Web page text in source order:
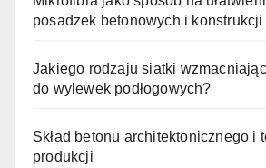
posadzek betonowych i konstrukcji
Jakiego rodzaju siatki
do wylewek podłogowych?
Skład betonu architektonicznego i
produkcji